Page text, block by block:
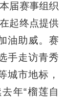
届赛事组织
起终点提供
油助威。赛
手走访青秀
城市地标，
年“榴莲自